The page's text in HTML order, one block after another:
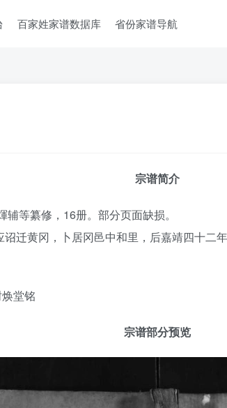
百家姓家谱数据库 省份家谱导航
宗谱简介
等纂修，16册。部分页面缺损。
迁黄冈，卜居冈邑中和里，后嘉靖四十二
堂铭
宗谱部分预览